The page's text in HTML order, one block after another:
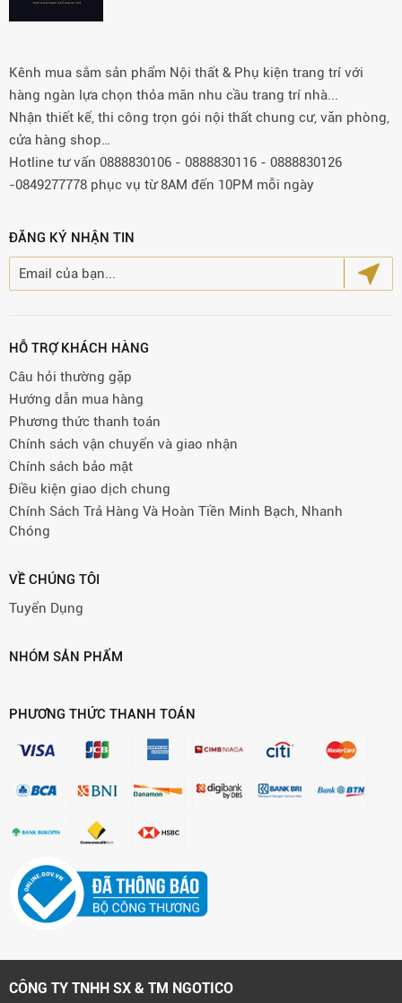
Kênh mua sắm sản phẩm Nội thất & Phụ kiện trang trí với
hàng ngàn lựa chọn thỏa mãn nhu cầu trang trí nhà...
Nhận thiết kế, thi công trọn gói nội thất chung cư, văn phòng,
cửa hàng shop…
Hotline tư vấn 0888830106 - 0888830116 - 0888830126
-0849277778 phục vụ từ 8AM đến 10PM mỗi ngày
ĐĂNG KÝ NHẬN TIN
HỖ TRỢ KHÁCH HÀNG
Câu hỏi thường gặp
Hướng dẫn mua hàng
Phương thức thanh toán
Chính sách vận chuyển và giao nhận
Chính sách bảo mật
Điều kiện giao dịch chung
Chính Sách Trả Hàng Và Hoàn Tiền Minh Bạch, Nhanh
Chóng
VỀ CHÚNG TÔI
Tuyển Dụng
NHÓM SẢN PHẨM
PHƯƠNG THỨC THANH TOÁN
CÔNG TY TNHH SX & TM NGOTICO